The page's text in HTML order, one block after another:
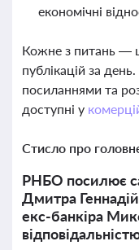
економічні
Кожне з питань —
публікацій за
посиланнями та
доступні у
Стисло про
РНБО посилює
Дмитра
екс-банкіра